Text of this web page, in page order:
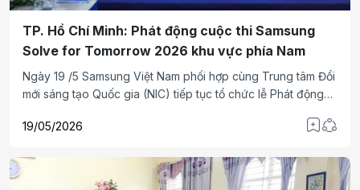
TP. Hồ Chí Minh: Phát động cuộc thi Samsung
Solve for Tomorrow 2026 khu vực phía Nam
Ngày 19 /5 Samsung Việt Nam phối hợp cùng Trung tâm Đổi
mới sáng tạo Quốc gia (NIC) tiếp tục tổ chức lễ Phát động
Nam.
19/05/2026